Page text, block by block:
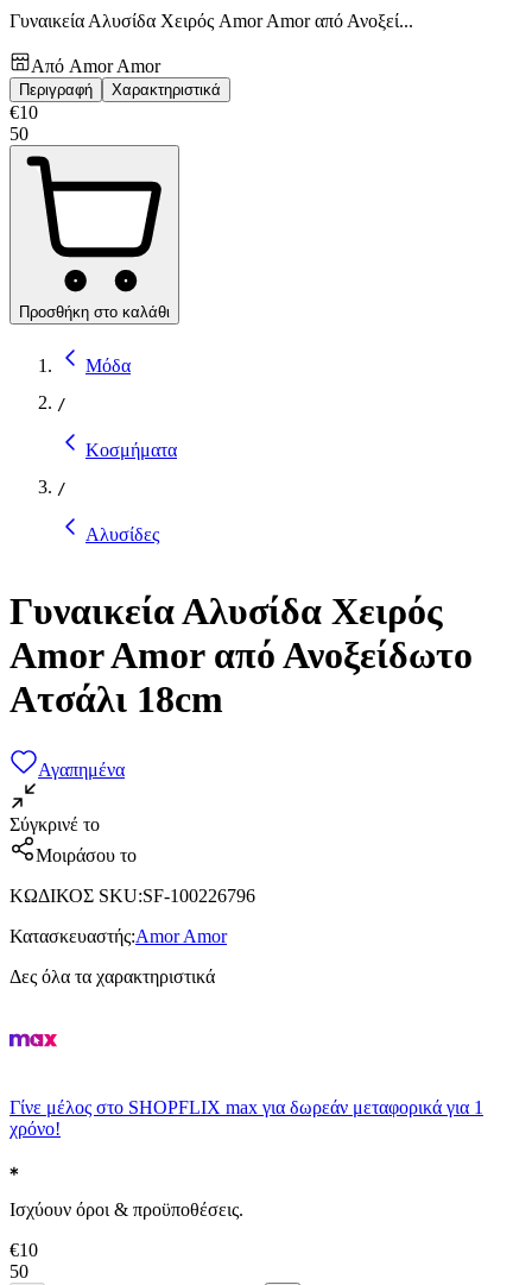
Γυναικεία Αλυσίδα Χειρός Amor Amor από Ανοξεί...
Από Amor Amor
Περιγραφή Χαρακτηριστικά
€10
50
Προσθήκη στο καλάθι
Μόδα
/
Κοσμήματα
/
Αλυσίδες
Γυναικεία Αλυσίδα Χειρός
Amor Amor από Ανοξείδωτο
Ατσάλι 18cm
Αγαπημένα
Σύγκρινέ το
Μοιράσου το
ΚΩΔΙΚΟΣ SKU:SF-100226796
Κατασκευαστής:Amor Amor
Δες όλα τα χαρακτηριστικά
Γίνε μέλος στο SHOPFLIX max για δωρεάν μεταφορικά για 1
χρόνο!
Ισχύουν όροι & προϋποθέσεις.
€10
50